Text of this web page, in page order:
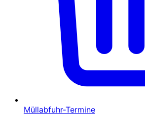
Müllabfuhr-Termine